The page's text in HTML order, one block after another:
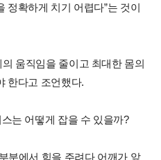
정확하게 치기 어렵다”는 것이
움직임을 줄이고 최대한 몸의
한다고 조언했다.
는 어떻게 잡을 수 있을까?
분에서 힘을 주려다 어깨가 앞